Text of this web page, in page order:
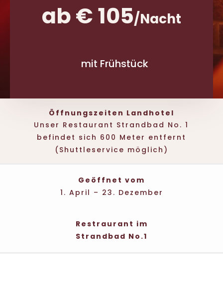
ab € 105/Nacht
mit Frühstück
Öffnungszeiten Landhotel
Unser Restaurant Strandbad No. 1
befindet sich 600 Meter entfernt
(Shuttleservice möglich)
Geöffnet vom
1. April – 23. Dezember
Restraurant im
Strandbad No.1